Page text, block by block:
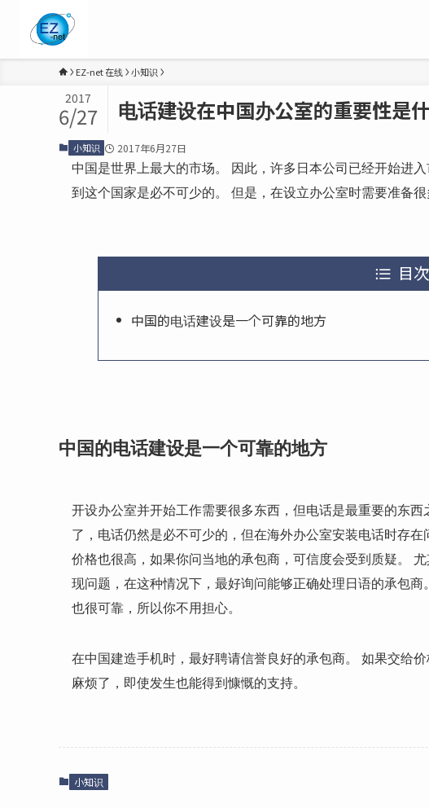
EZ-net 在线 小知识
电话建设在中国办公室的重要性是
2017
6/27
小知识
2017年6月27日
中国是世界上最大的市场。 因此，许多日本公司已经开始进
到这个国家是必不可少的。 但是，在设立办公室时需要准备很
目次
中国的电话建设是一个可靠的地方
中国的电话建设是一个可靠的地方
开设办公室并开始工作需要很多东西，但电话是最重要的东
了，电话仍然是必不可少的，但在海外办公室安装电话时存
价格也很高，如果你问当地的承包商，可信度会受到质疑。
现问题，在这种情况下，最好询问能够正确处理日语的承包
也很可靠，所以你不用担心。
在中国建造手机时，最好聘请信誉良好的承包商。 如果交给
麻烦了，即使发生也能得到慷慨的支持。
小知识